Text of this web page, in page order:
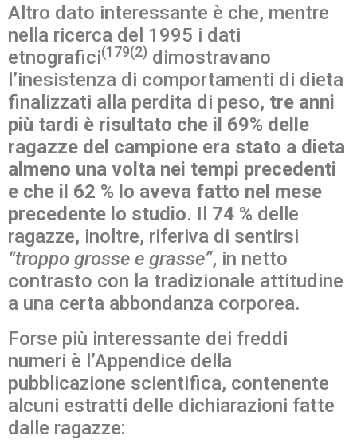
Altro dato interessante è che, mentre
nella ricerca del 1995 i dati
etnografici(179(2) dimostravano
l’inesistenza di comportamenti di dieta
finalizzati alla perdita di peso, tre anni
più tardi è risultato che il 69% delle
ragazze del campione era stato a dieta
almeno una volta nei tempi precedenti
e che il 62 % lo aveva fatto nel mese
precedente lo studio. Il 74 % delle
ragazze, inoltre, riferiva di sentirsi
“troppo grosse e grasse”, in netto
contrasto con la tradizionale attitudine
a una certa abbondanza corporea.
Forse più interessante dei freddi
numeri è l’Appendice della
pubblicazione scientifica, contenente
alcuni estratti delle dichiarazioni fatte
dalle ragazze: